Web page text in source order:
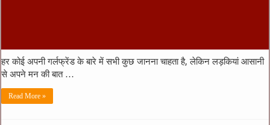
हर कोई अपनी गर्लफ्रेंड के बारे में सभी कुछ जानना चाहता है, लेकिन लड़कियां आसानी
से अपने मन की बात …
Read More »